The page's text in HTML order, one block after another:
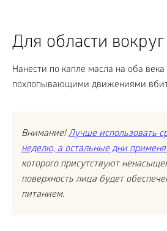
Для области вокруг
Нанести по капле масла на оба
похлопывающими движениями
Внимание!Лучше использовать
неделю, а остальные дни
которого присутствуют
поверхность лица будет
питанием.